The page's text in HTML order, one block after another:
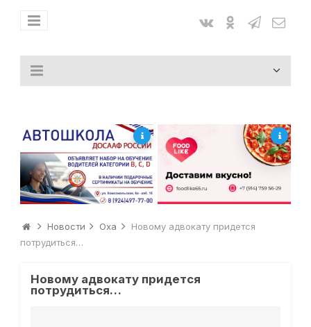
Новости Оха
Новому адвокату придется
потрудиться…
Новому адвокату придется
потрудиться…